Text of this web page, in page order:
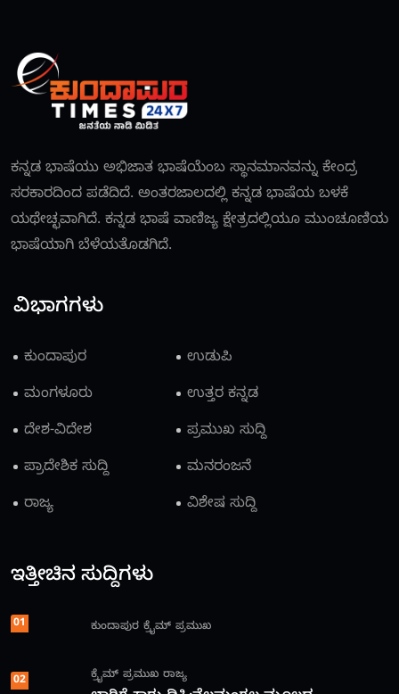
ಕನ್ನಡ ಭಾಷೆಯು ಅಭಿಜಾತ ಭಾಷೆಯೆಂಬ ಸ್ಥಾನಮಾನವನ್ನು ಕೇಂದ್ರ
ಸರಕಾರದಿಂದ ಪಡೆದಿದೆ. ಅಂತರಜಾಲದಲ್ಲಿ ಕನ್ನಡ ಭಾಷೆಯ ಬಳಕೆ
ಯಥೇಚ್ಛವಾಗಿದೆ. ಕನ್ನಡ ಭಾಷೆ ವಾಣಿಜ್ಯ ಕ್ಷೇತ್ರದಲ್ಲಿಯೂ ಮುಂಚೂಣಿಯ
ಭಾಷೆಯಾಗಿ ಬೆಳೆಯತೊಡಗಿದೆ.
ವಿಭಾಗಗಳು
ಕುಂದಾಪುರ
ಉಡುಪಿ
ಮಂಗಳೂರು
ಉತ್ತರ ಕನ್ನಡ
ದೇಶ-ವಿದೇಶ
ಪ್ರಮುಖ ಸುದ್ದಿ
ಪ್ರಾದೇಶಿಕ ಸುದ್ದಿ
ಮನರಂಜನೆ
ರಾಜ್ಯ
ವಿಶೇಷ ಸುದ್ದಿ
ಇತ್ತೀಚಿನ ಸುದ್ದಿಗಳು
01 ಕುಂದಾಪುರ ಕ್ರೈಮ್ ಪ್ರಮುಖ
02 ಕ್ರೈಮ್ ಪ್ರಮುಖ ರಾಜ್ಯ